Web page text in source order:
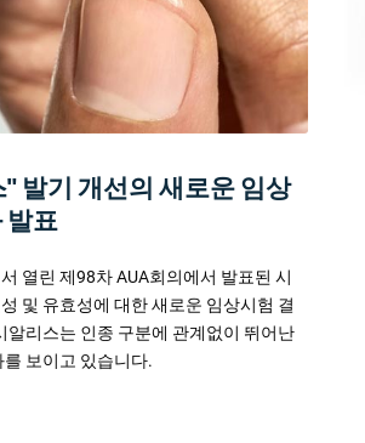
발기 개선의 새로운 임상
발표
열린 제98차 AUA회의에서 발표된 시
및 유효성에 대한 새로운 임상시험 결
알리스는 인종 구분에 관계없이 뛰어난
를 보이고 있습니다.